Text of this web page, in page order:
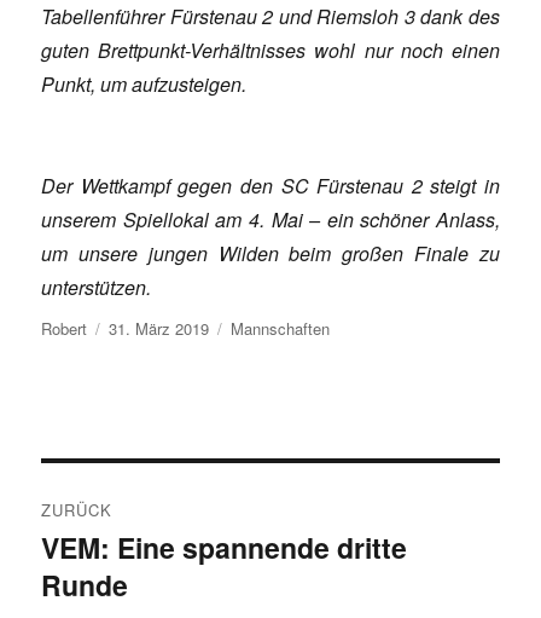
Tabellenführer Fürstenau 2 und Riemsloh 3 dank des
guten Brettpunkt-Verhältnisses wohl nur noch einen
Punkt, um aufzusteigen.
Der Wettkampf gegen den SC Fürstenau 2 steigt in
unserem Spiellokal am 4. Mai – ein schöner Anlass,
um unsere jungen Wilden beim großen Finale zu
unterstützen.
Autor
Robert Veröffentlicht
am
31. März 2019 Kategorien
Mannschaften
ZURÜCK
Vorheriger
Beitrag:
VEM: Eine spannende dritte
Runde